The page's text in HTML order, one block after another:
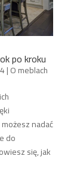
po kroku
|O meblach
nadać
do
się, jak